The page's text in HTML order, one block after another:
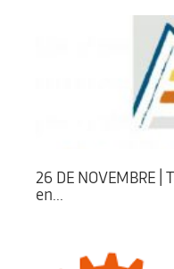
26 DE NOVEMBRE
en...